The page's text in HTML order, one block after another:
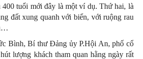
400 tuổi mới đây là một ví dụ. Thứ hai, là
đất xung quanh với biển, với ruộng rau
Bình, Bí thư Đảng ủy P.Hội An, phố cổ
lượng khách tham quan hằng ngày rất